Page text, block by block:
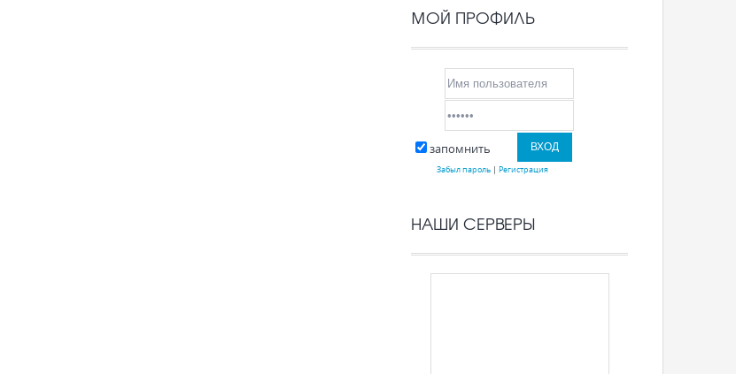
МОЙ ПРОФИЛЬ
запомнить
Забыл пароль| Регистрация
НАШИ СЕРВЕРЫ